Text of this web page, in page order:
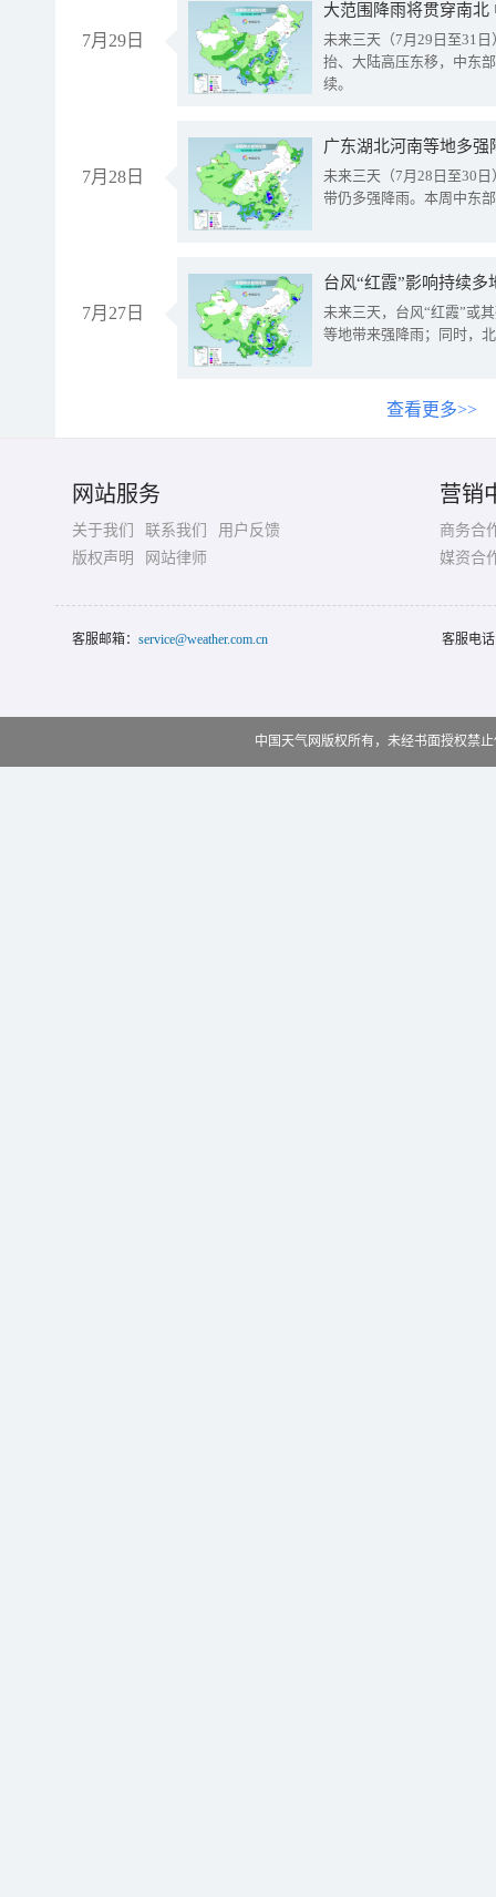
7月29日
大范围降雨将贯穿南
未来三天（7月29日至31
抬、大陆高压东移，中东
续。
7月28日
广东湖北河南等地多
未来三天（7月28日至30
带仍多强降雨。本周中东
7月27日
台风“红霞”影响持续
未来三天，台风“红霞”或
等地带来强降雨；同时，
查看更多>>
网站服务
关于我们 联系我们
用户反馈
版权声明
网站律师
营销
商务合
媒资合
客服邮箱： service@weather.com.cn 客服电
中国天气网版权所有，未经书面授权